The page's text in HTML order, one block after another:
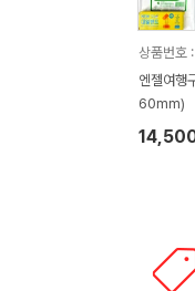
상품번
엔젤여
60mm)